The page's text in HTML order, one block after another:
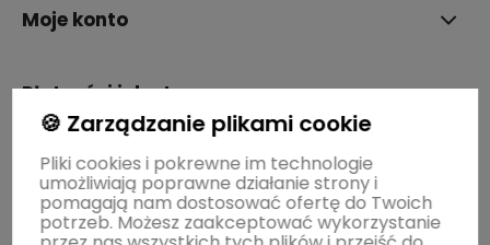
Moje konto
Płatności i dostawa
Informacje
O nas
🍪 Zarządzanie plikami cookie
Pliki cookies i pokrewne im technologie
umożliwiają poprawne działanie strony i
pomagają nam dostosować ofertę do Twoich
potrzeb. Możesz zaakceptować wykorzystanie